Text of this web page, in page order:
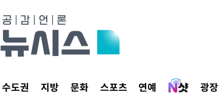
수도권 지방 문화 스포츠 연예 광장